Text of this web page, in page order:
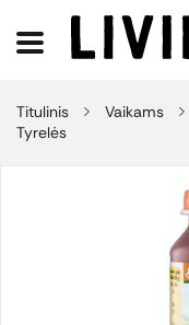
Titulinis Vaikams
Tyrelės